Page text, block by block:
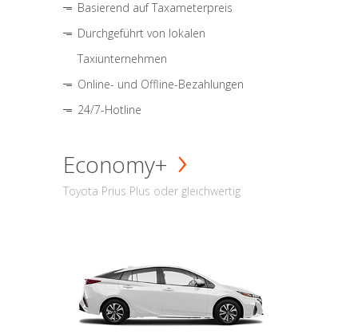
Basierend auf Taxameterpreis
Durchgeführt von lokalen
Taxiunternehmen
Online- und Offline-Bezahlungen
24/7-Hotline
Economy+
Toyota Prius Plus oder gleichwertig